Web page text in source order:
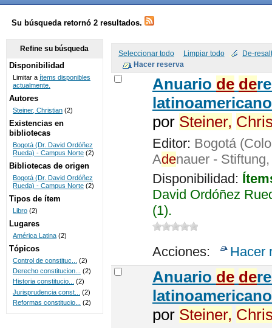
SISTEMAS
DE
BIBLIOTECAS
UNICOC
Su búsqueda retornó 2 resultados.
Seleccionar todo Limpiar todo De-
Anuario de de
por Steiner,
Editor: Bogotá
Adenauer -
Disponibilidad:
David Ordóñez
(1).
Acciones: Hacer
Anuario de de
por Steiner,
Refine su búsqueda
Disponibilidad
Limitar a ítems disponibles
actualmente.
Autores
Steiner, Christian (2)
Existencias en
bibliotecas
Bogotá (Dr. David Ordóñez
Rueda) - Campus Norte (2)
Bibliotecas de origen
Bogotá (Dr. David Ordóñez
Rueda) - Campus Norte (2)
Tipos de ítem
Libro (2)
Lugares
América Latina (2)
Tópicos
Control de constituc...
(2)
Derecho constitucion...
(2)
Historia constitucio... (2)
Jurisprudencia const...
(2)
Reformas constitucio...
(2)